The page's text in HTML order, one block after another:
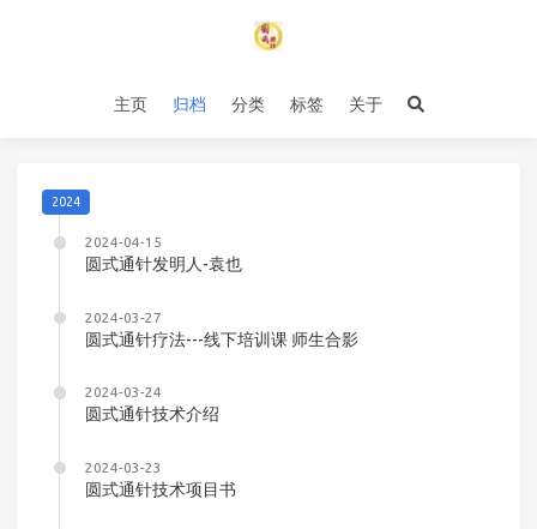
主页 归档 分类 标签 关于
2024
2024-04-15
圆式通针发明人-袁也
2024-03-27
圆式通针疗法---线下培训课 师生合影
2024-03-24
圆式通针技术介绍
2024-03-23
圆式通针技术项目书